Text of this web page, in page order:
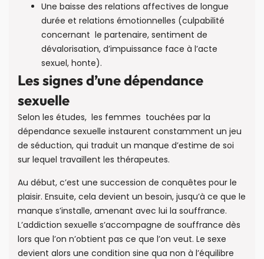
Une baisse des relations affectives de longue
durée et relations émotionnelles (culpabilité
concernant le partenaire, sentiment de
dévalorisation, d’impuissance face à l’acte
sexuel, honte).
Les signes d’une dépendance
sexuelle
Selon les études, les femmes touchées par la
dépendance sexuelle instaurent constamment un jeu
de séduction, qui traduit un manque d’estime de soi
sur lequel travaillent les thérapeutes.
Au début, c’est une succession de conquêtes pour le
plaisir. Ensuite, cela devient un besoin, jusqu’à ce que le
manque s’installe, amenant avec lui la souffrance.
L’addiction sexuelle s’accompagne de souffrance dès
lors que l’on n’obtient pas ce que l’on veut. Le sexe
devient alors une condition sine qua non à l’équilibre